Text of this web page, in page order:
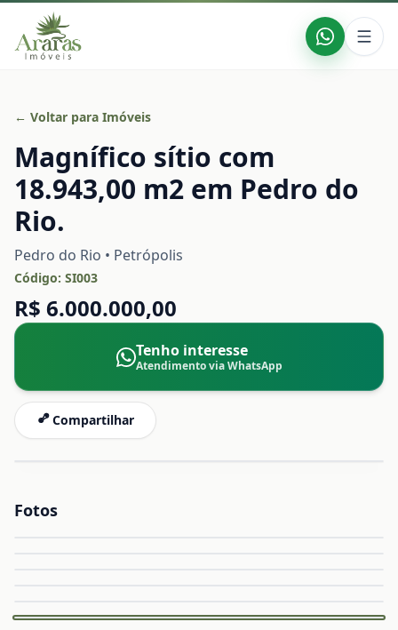
← Voltar para Imóveis
Magnífico sítio com
18.943,00 m2 em Pedro do
Rio.
Pedro do Rio • Petrópolis
Código: SI003
R$ 6.000.000,00
Tenho interesse
Atendimento via WhatsApp
Compartilhar
Fotos
Ampliar